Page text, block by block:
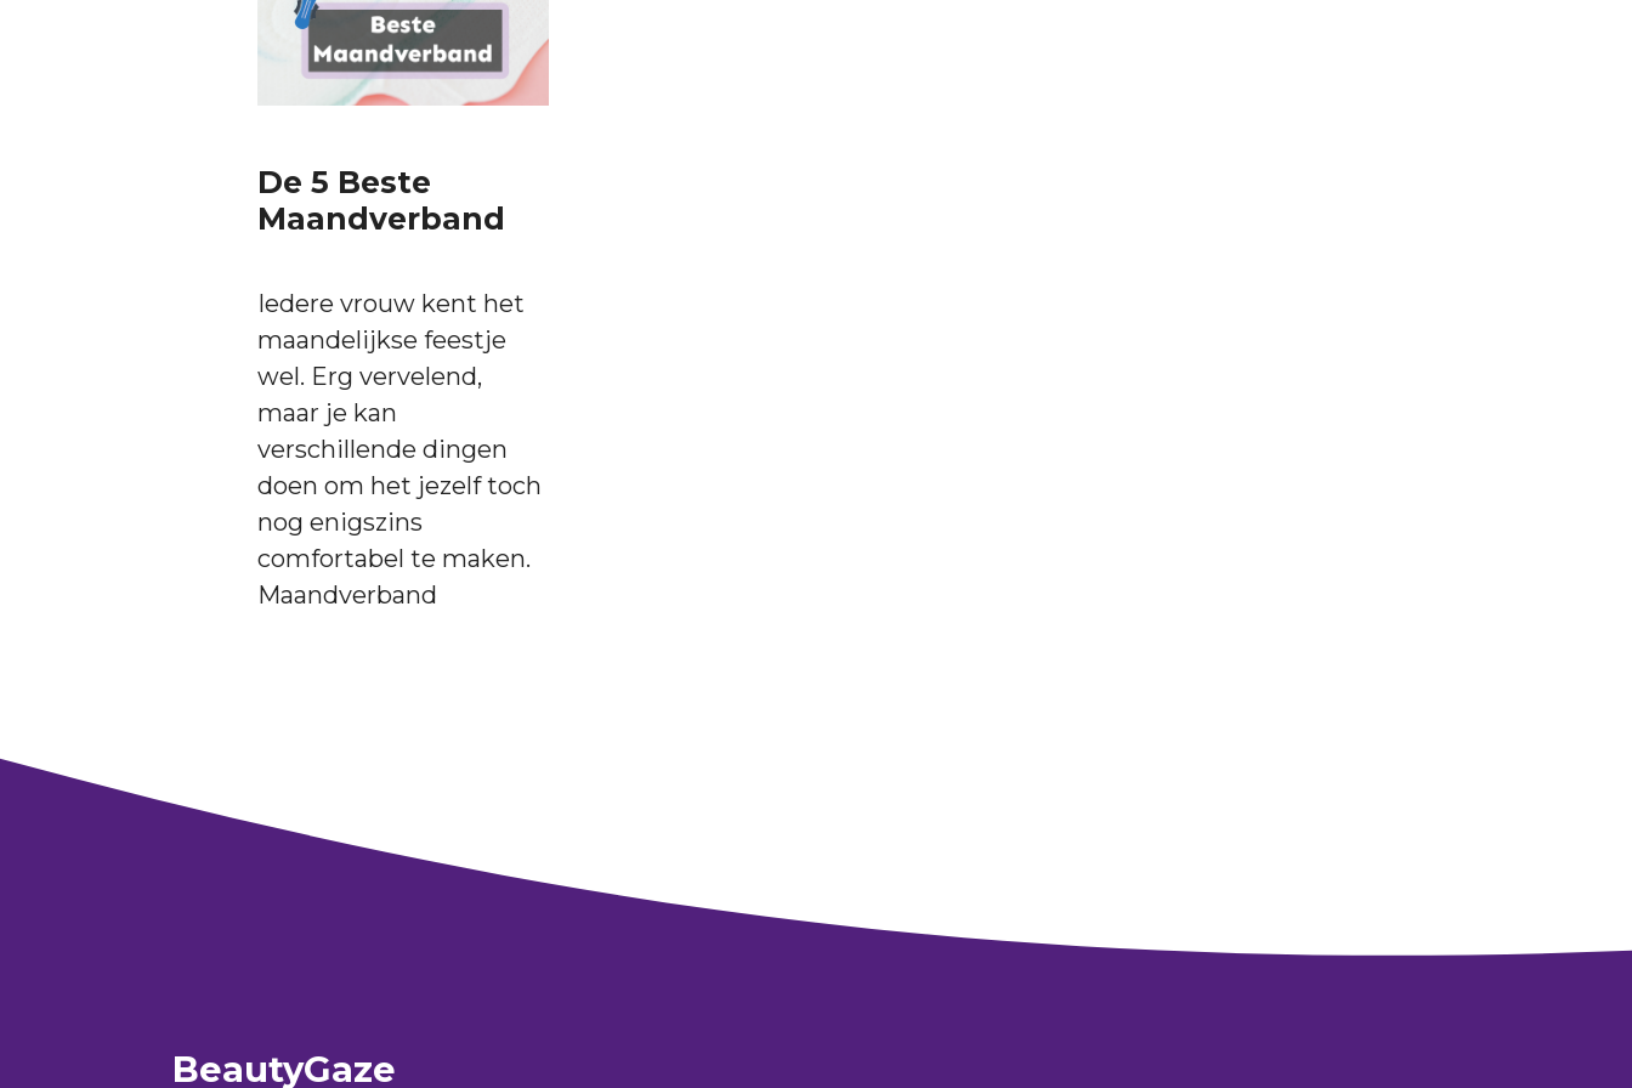
De 5 Beste
Maandverband
Iedere vrouw kent het
maandelijkse feestje
wel. Erg vervelend,
maar je kan
verschillende dingen
doen om het jezelf toch
nog enigszins
comfortabel te maken.
Maandverband
BeautyGaze